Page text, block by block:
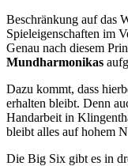
Beschränkung auf das
Spieleigenschaften im
Genau nach diesem
Mundharmonikas
Dazu kommt, dass
erhalten bleibt. Denn
Handarbeit in
bleibt alles auf hohem
Die Big Six gibt es in